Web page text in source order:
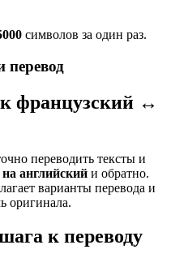
символов за один раз.
перевод
французский ↔
переводить тексты и
английский и обратно.
варианты перевода и
оригинала.
к переводу